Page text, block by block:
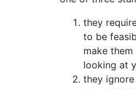
they
to be
make
looking at
they